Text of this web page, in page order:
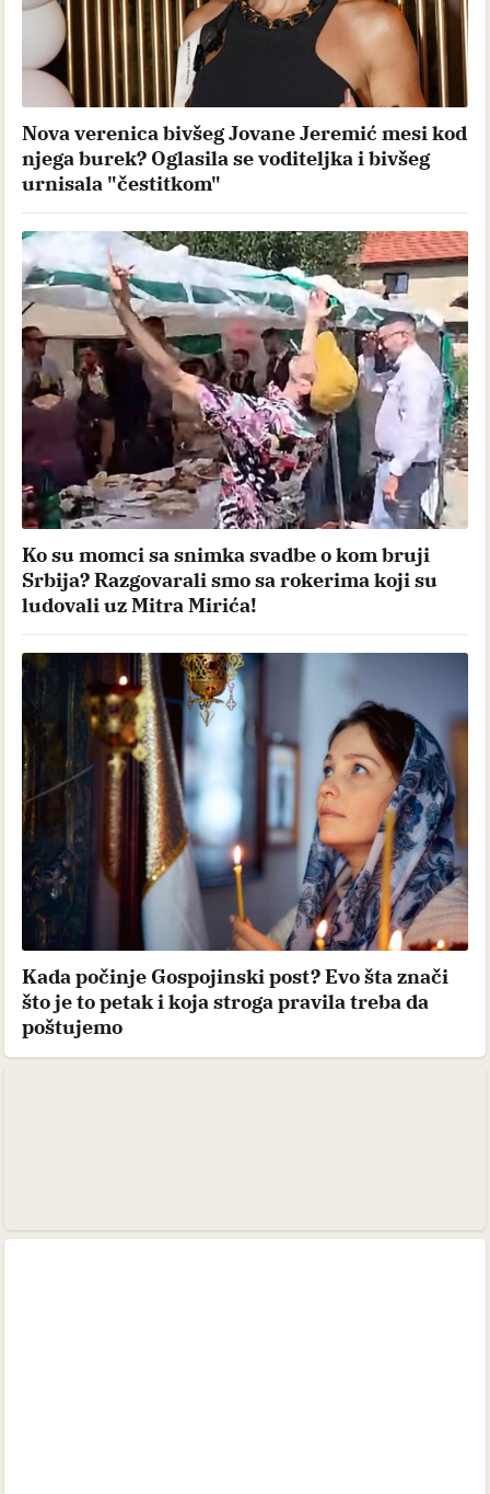
Nova verenica bivšeg Jovane Jeremić mesi kod
njega burek? Oglasila se voditeljka i bivšeg
urnisala "čestitkom"
Ko su momci sa snimka svadbe o kom bruji
Srbija? Razgovarali smo sa rokerima koji su
ludovali uz Mitra Mirića!
Kada počinje Gospojinski post? Evo šta znači
što je to petak i koja stroga pravila treba da
poštujemo